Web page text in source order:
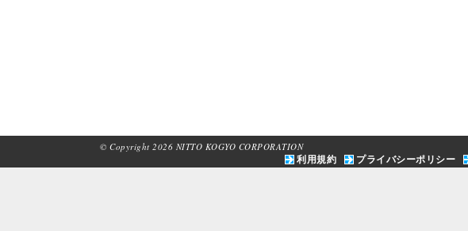
© Copyright 2026 NITTO KOGYO CORPORATION
利用規約 プライバシーポリシー